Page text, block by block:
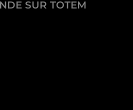
SUR TOTEM